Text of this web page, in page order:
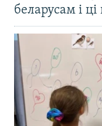
беларусам і